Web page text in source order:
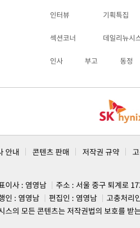
인터뷰 기획특집
섹션코너 데일리뉴시
인사 부고 동정
안내 콘텐츠 판매 저작권 규약
이사 : 염영남
주소 : 서울 중구 퇴계로
인 : 염영남
편집인 : 염영남
고충처리
스의 모든 콘텐츠는 저작권법의 보호를